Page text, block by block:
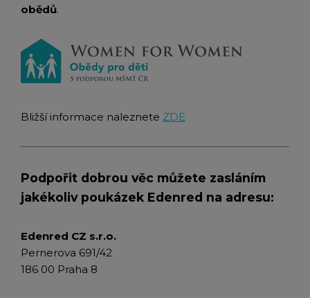
obědů.
Bližší informace naleznete ZDE
Podpořit dobrou věc můžete zasláním
jakékoliv poukázek Edenred na adresu:
Edenred CZ s.r.o.
Pernerova 691/42
186 00 Praha 8